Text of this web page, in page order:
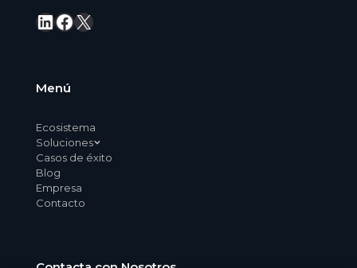
LinkedIn
Facebook
X
Menú
Ecosistema
Soluciones
Casos de éxito
Blog
Empresa
Contacto